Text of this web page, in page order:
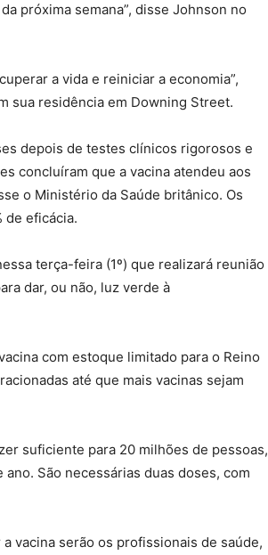
próxima semana”, disse Johnson no
a vida e reiniciar a economia”,
sua residência em Downing Street.
depois de testes clínicos rigorosos e
concluíram que a vacina atendeu aos
o Ministério da Saúde britânico. Os
de eficácia.
terça-feira (1º) que realizará reunião
dar, ou não, luz verde à
com estoque limitado para o Reino
até que mais vacinas sejam
suficiente para 20 milhões de pessoas,
São necessárias duas doses, com
vacina serão os profissionais de saúde,